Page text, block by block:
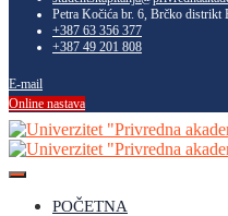
Petra Kočića br. 6, Brčko distrikt
+387 63 356 377
+387 49 201 808
E-mail
Online nastava
POČETNA